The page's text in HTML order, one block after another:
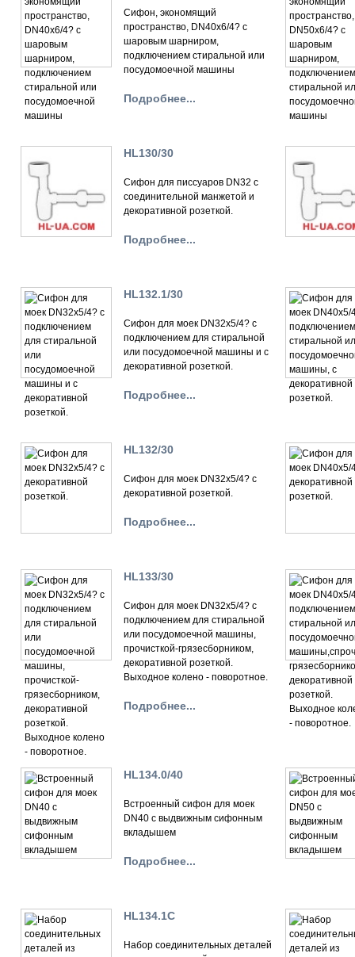
Сифон, экономящий
пространство, DN40х6/4? с
шаровым шарниром,
подключением стиральной или
посудомоечной машины
Подробнее...
HL130/30
Сифон для писсуаров DN32 с
соединительной манжетой и
декоративной розеткой.
Подробнее...
HL132.1/30
Сифон для моек DN32х5/4? с
подключением для стиральной
или посудомоечной машины и с
декоративной розеткой.
Подробнее...
HL132/30
Сифон для моек DN32х5/4? с
декоративной розеткой.
Подробнее...
HL133/30
Сифон для моек DN32х5/4? с
подключением для стиральной
или посудомоечной машины,
прочисткой-грязесборником,
декоративной розеткой.
Выходное колено - поворотное.
Подробнее...
HL134.0/40
Встроенный сифон для моек
DN40 с выдвижным сифонным
вкладышем
Подробнее...
HL134.1C
Набор соединительных деталей